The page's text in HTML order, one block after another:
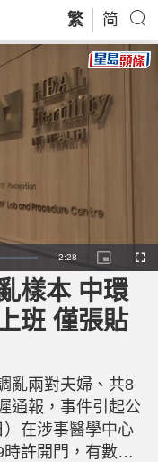
繁 简
R
e
m
n
n
-2:28
P
i
c
t
u
r
e
-
i
u
e
F
u
樣本 中環
班 僅張貼
亂兩對夫婦、共8
通報，事件引起公
在涉事醫學中心
許開門，有數名